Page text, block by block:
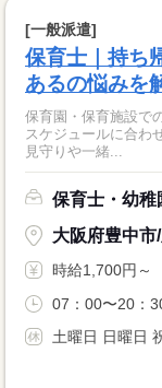
[一般派遣]
保育士｜持ち
あるの悩みを
保育園・保育施設での
スケジュールに合わ
見守りや一緒...
保育士・幼稚
大阪府豊中市
時給1,700円～
07：00〜20：
土曜日 日曜日